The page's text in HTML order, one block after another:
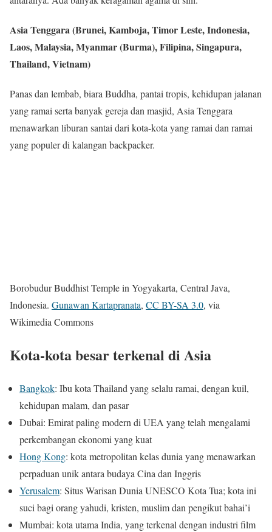
Asia Tenggara (Brunei, Kamboja, Timor Leste, Indonesia,
Laos, Malaysia, Myanmar (Burma), Filipina, Singapura,
Thailand, Vietnam)
Panas dan lembab, biara Buddha, pantai tropis, kehidupan jalanan
yang ramai serta banyak gereja dan masjid, Asia Tenggara
menawarkan liburan santai dari kota-kota yang ramai dan ramai
yang populer di kalangan backpacker.
Borobudur Buddhist Temple in Yogyakarta, Central Java,
Indonesia. Gunawan Kartapranata, CC BY-SA 3.0, via
Wikimedia Commons
Kota-kota besar terkenal di Asia
Bangkok: Ibu kota Thailand yang selalu ramai, dengan kuil,
kehidupan malam, dan pasar
Dubai: Emirat paling modern di UEA yang telah mengalami
perkembangan ekonomi yang kuat
Hong Kong: kota metropolitan kelas dunia yang menawarkan
perpaduan unik antara budaya Cina dan Inggris
Yerusalem: Situs Warisan Dunia UNESCO Kota Tua; kota ini
suci bagi orang yahudi, kristen, muslim dan pengikut bahai’i
Mumbai: kota utama India, yang terkenal dengan industri film